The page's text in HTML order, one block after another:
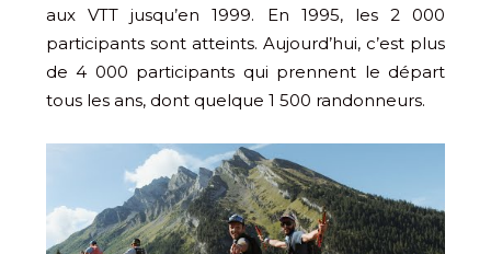
aux VTT jusqu’en 1999. En 1995, les 2 000
participants sont atteints. Aujourd’hui, c’est plus
de 4 000 participants qui prennent le départ
tous les ans, dont quelque 1 500 randonneurs.